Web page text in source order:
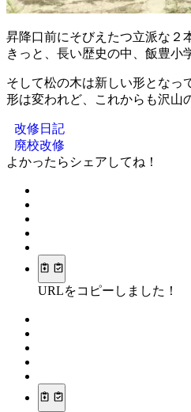
昇降口前にそびえたつ立派な２
きっと、長い歴史の中、飯豊小
そして松の木は新しい形となっ
形は変われど、これからも沢山
改修日記
廃校改修
よかったらシェアしてね！
URLをコピーしました！